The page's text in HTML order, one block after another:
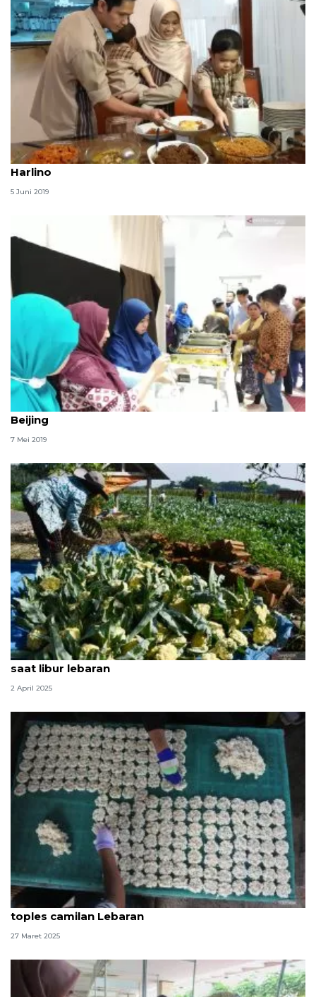
Opor ayam, sentuhan Jawa di meja makan Dude
Harlino
5 Juni 2019
Opor ayam menu utama buka puasa perdana KBRI
Beijing
7 Mei 2019
Resep bunga kol panggang, camilan rendah kalori
saat libur lebaran
2 April 2025
Resep buat rengginang gurih dan manis untuk isi
toples camilan Lebaran
27 Maret 2025